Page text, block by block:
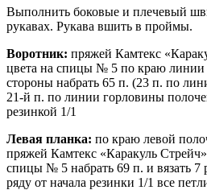
Выполнить боковые и плечевый
рукавах. Рукава вшить в проймы.
Воротник: пряжей Камтекс
цвета на спицы № 5 по краю линии
стороны набрать 65 п. (23 п. по
21-й п. по линии горловины
резинкой 1/1
Левая планка: по краю левой
пряжей Камтекс «Каракуль
спицы № 5 набрать 69 п. и вязать 7
ряду от начала резинки 1/1 все